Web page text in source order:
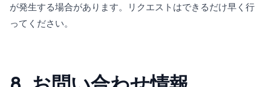
が発生する場合があります。リクエストはできるだけ早く行
ってください。